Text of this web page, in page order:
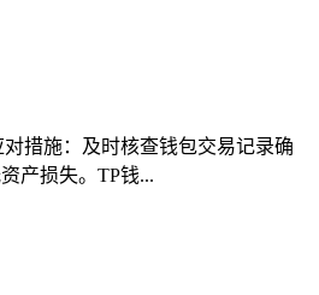
措施：及时核查钱包交易记录确
产损失。TP钱...